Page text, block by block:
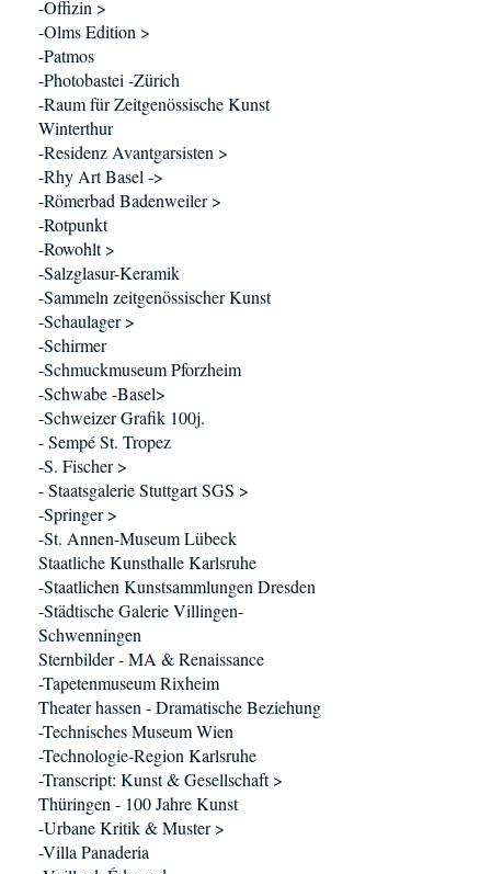
-Offizin >
-Olms Edition >
-Patmos
-Photobastei -Zürich
-Raum für Zeitgenössische Kunst
Winterthur
-Residenz Avantgarsisten >
-Rhy Art Basel ->
-Römerbad Badenweiler >
-Rotpunkt
-Rowohlt >
-Salzglasur-Keramik
-Sammeln zeitgenössischer Kunst
-Schaulager >
-Schirmer
-Schmuckmuseum Pforzheim
-Schwabe -Basel>
-Schweizer Grafik 100j.
- Sempé St. Tropez
-S. Fischer >
- Staatsgalerie Stuttgart SGS >
-Springer >
-St. Annen-Museum Lübeck
Staatliche Kunsthalle Karlsruhe
-Staatlichen Kunstsammlungen Dresden
-Städtische Galerie Villingen-
Schwenningen
Sternbilder - MA & Renaissance
-Tapetenmuseum Rixheim
Theater hassen - Dramatische Beziehung
-Technisches Museum Wien
-Technologie-Region Karlsruhe
-Transcript: Kunst & Gesellschaft >
Thüringen - 100 Jahre Kunst
-Urbane Kritik & Muster >
-Villa Panaderia